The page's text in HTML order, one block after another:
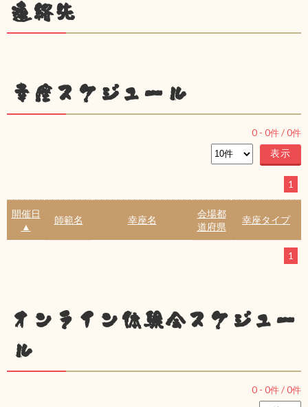
連絡先
幸座スケジュール
0 - 0件 /0件
1
開催日
▲
師範名 幸座名
会場都
道府県
幸座タイプ
1
オンライン体験会スケジュー
ル
0 - 0件 /0件